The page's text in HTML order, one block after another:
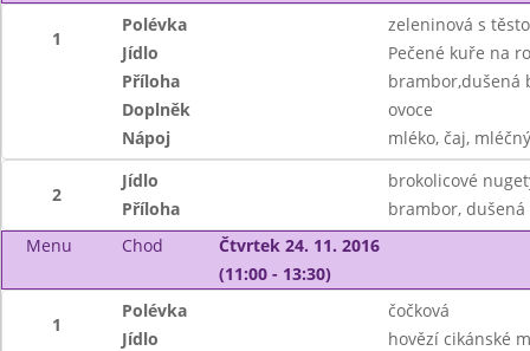
1
Polévka
zeleninová s
Jídlo
Pečené kuře na
Příloha
brambor,dušená
Doplněk
ovoce
Nápoj
mléko, čaj,
2
Jídlo
brokolicové
Příloha
brambor,
Menu
Chod
Čtvrtek 24. 11. 2016
(11:00 - 13:30)
1
Polévka
čočková
Jídlo
hovězí cikánské